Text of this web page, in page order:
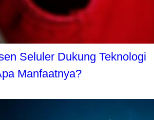
Seluler Dukung Teknologi
Manfaatnya?